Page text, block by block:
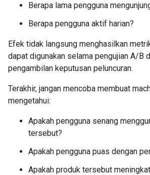
Berapa lama pengguna
Berapa pengguna aktif harian?
Efek tidak langsung menghasilkan
dapat digunakan selama pengujian A/B
pengambilan keputusan peluncuran.
Terakhir, jangan mencoba membuat
mengetahui:
Apakah pengguna senang
tersebut?
Apakah pengguna puas dengan
Apakah produk tersebut